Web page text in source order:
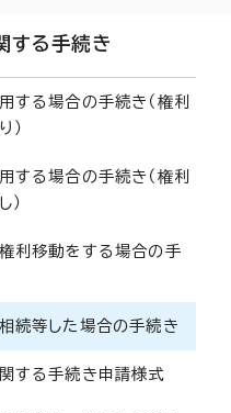
する手続き
する場合の手続き（権利
）
する場合の手続き（権利
）
利移動をする場合の手
続等した場合の手続き
する手続き申請様式